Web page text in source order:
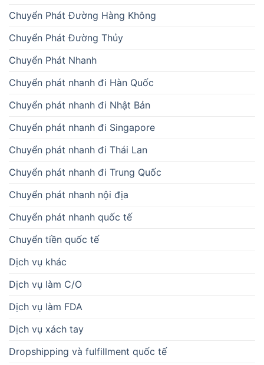
Chuyển Phát Đường Hàng Không
Chuyển Phát Đường Thủy
Chuyển Phát Nhanh
Chuyển phát nhanh đi Hàn Quốc
Chuyển phát nhanh đi Nhật Bản
Chuyển phát nhanh đi Singapore
Chuyển phát nhanh đi Thái Lan
Chuyển phát nhanh đi Trung Quốc
Chuyển phát nhanh nội địa
Chuyển phát nhanh quốc tế
Chuyển tiền quốc tế
Dịch vụ khác
Dịch vụ làm C/O
Dịch vụ làm FDA
Dịch vụ xách tay
Dropshipping và fulfillment quốc tế